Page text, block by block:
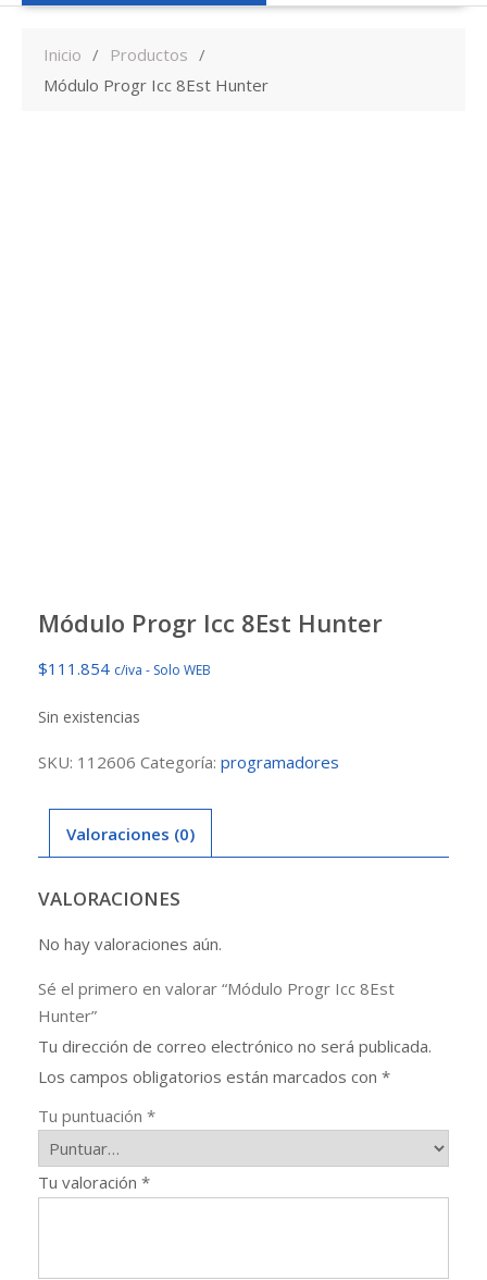
Inicio
Productos
Módulo Progr Icc 8Est Hunter
Módulo Progr Icc 8Est Hunter
$111.854 c/iva - Solo WEB
Sin existencias
SKU: 112606 Categoría: programadores
Valoraciones (0)
VALORACIONES
No hay valoraciones aún.
Sé el primero en valorar “Módulo Progr Icc 8Est
Hunter”
Tu dirección de correo electrónico no será publicada.
Los campos obligatorios están marcados con *
Tu puntuación *
Tu valoración *